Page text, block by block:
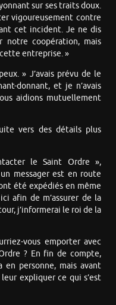
sur ses traits doux.
vigoureusement contre
cet incident. Je ne dis
notre coopération, mais
cette entreprise. »
» J’avais prévu de le
donnant, et je n’avais
aidions mutuellement
vers des détails plus
le Saint Ordre »,
messager est en route
été expédiés en même
afin de m’assurer de la
j’informerai le roi de la
vous emporter avec
? En fin de compte,
personne, mais avant
expliquer ce qui s’est